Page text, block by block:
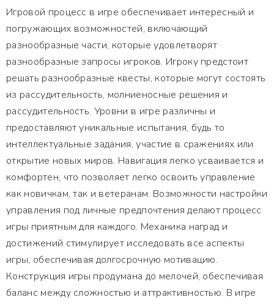
Игровой процесс в игре обеспечивает интересный и
погружающих возможностей, включающий
разнообразные части, которые удовлетворят
разнообразные запросы игроков. Игроку предстоит
решать разнообразные квесты, которые могут состоять
из рассудительность, молниеносные решения и
рассудительность. Уровни в игре различны и
предоставляют уникальные испытания, будь то
интеллектуальные задания, участие в сражениях или
открытие новых миров. Навигация легко усваивается и
комфортен, что позволяет легко освоить управление
как новичкам, так и ветеранам. Возможности настройки
управления под личные предпочтения делают процесс
игры приятным для каждого. Механика наград и
достижений стимулирует исследовать все аспекты
игры, обеспечивая долгосрочную мотивацию.
Конструкция игры продумана до мелочей, обеспечивая
баланс между сложностью и аттрактивностью. В игре